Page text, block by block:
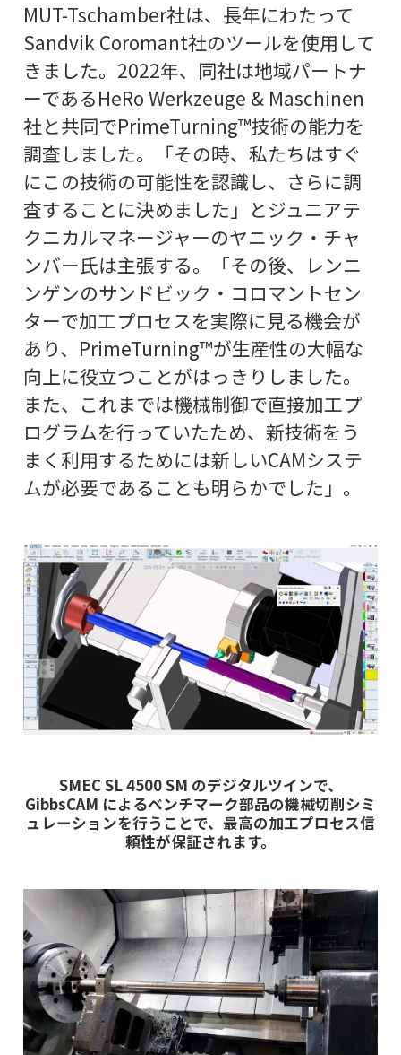
MUT-Tschamber社は、長年にわたって
Sandvik Coromant社のツールを使用して
きました。2022年、同社は地域パートナ
ーであるHeRo Werkzeuge & Maschinen
社と共同でPrimeTurning™技術の能力を
調査しました。「その時、私たちはすぐ
にこの技術の可能性を認識し、さらに調
査することに決めました」とジュニアテ
クニカルマネージャーのヤニック・チャ
ンバー氏は主張する。「その後、レンニ
ンゲンのサンドビック・コロマントセン
ターで加工プロセスを実際に見る機会が
あり、PrimeTurning™が生産性の大幅な
向上に役立つことがはっきりしました。
また、これまでは機械制御で直接加工プ
ログラムを行っていたため、新技術をう
まく利用するためには新しいCAMシステ
ムが必要であることも明らかでした」。
SMEC SL 4500 SM のデジタルツインで、
GibbsCAM によるベンチマーク部品の機械切削シミ
ュレーションを行うことで、最高の加工プロセス信
頼性が保証されます。